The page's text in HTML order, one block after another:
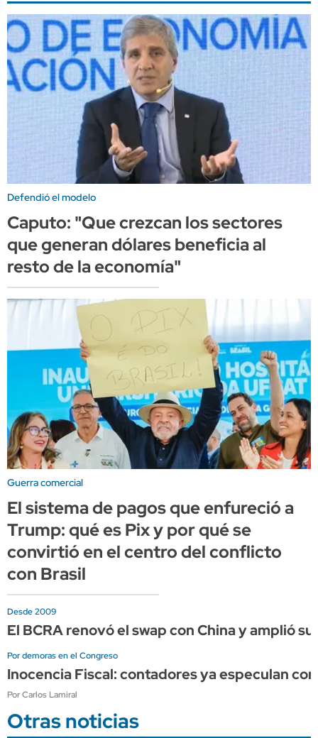
Defendió el modelo
Caputo: "Que crezcan los sectores
que generan dólares beneficia al
resto de la economía"
Guerra comercial
El sistema de pagos que enfureció a
Trump: qué es Pix y por qué se
convirtió en el centro del conflicto
con Brasil
Desde 2009
El BCRA renovó el swap con China y amplió
Por demoras en el Congreso
Inocencia Fiscal: contadores ya especulan
Por Carlos Lamiral
Otras noticias